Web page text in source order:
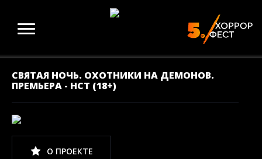
СВЯТАЯ НОЧЬ. ОХОТНИКИ НА ДЕМОНОВ.
ПРЕМЬЕРА - НСТ (18+)
О ПРОЕКТЕ